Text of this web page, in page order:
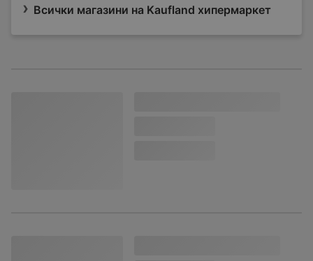
Всички магазини на Kaufland хипермаркет